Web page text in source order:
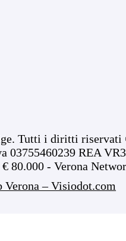
Tutti i diritti riservati
03755460239 REA
€ 80.000 - Verona
Verona – Visiodot.com